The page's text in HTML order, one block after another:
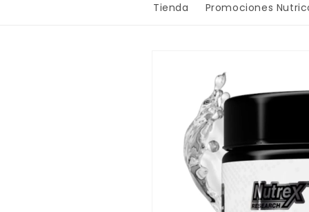
Tienda Promociones
información
del producto